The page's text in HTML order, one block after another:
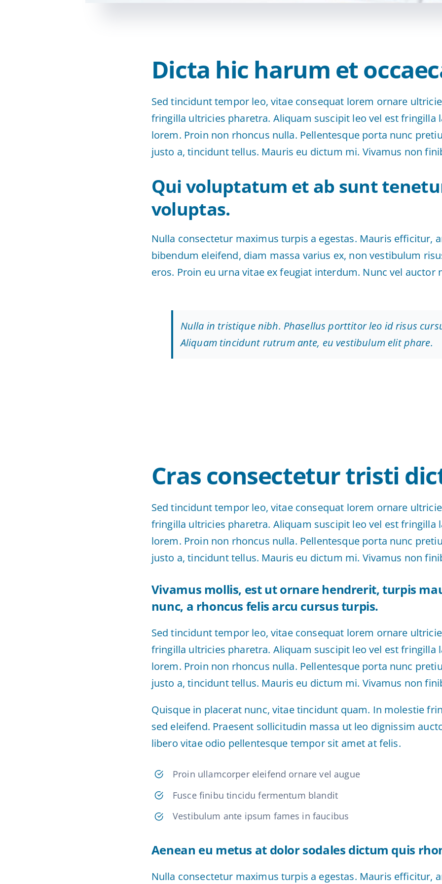
Dicta hic harum et
Sed tincidunt tempor leo, vitae consequat lorem ornare
fringilla ultricies pharetra. Aliquam suscipit leo vel est fringilla
lorem. Proin non rhoncus nulla. Pellentesque porta nunc
justo a, tincidunt tellus. Mauris eu dictum mi. Vivamus non
Qui voluptatum et ab sunt
voluptas.
Nulla consectetur maximus turpis a egestas. Mauris efficitur,
bibendum eleifend, diam massa varius ex, non vestibulum
eros. Proin eu urna vitae ex feugiat interdum. Nunc vel auctor
Nulla in tristique nibh. Phasellus porttitor leo id risus
Aliquam tincidunt rutrum ante, eu vestibulum elit phare.
Cras consectetur tristi
Sed tincidunt tempor leo, vitae consequat lorem ornare
fringilla ultricies pharetra. Aliquam suscipit leo vel est fringilla
lorem. Proin non rhoncus nulla. Pellentesque porta nunc
justo a, tincidunt tellus. Mauris eu dictum mi. Vivamus non
Vivamus mollis, est ut ornare hendrerit, turpis
nunc, a rhoncus felis arcu cursus turpis.
Sed tincidunt tempor leo, vitae consequat lorem ornare
fringilla ultricies pharetra. Aliquam suscipit leo vel est fringilla
lorem. Proin non rhoncus nulla. Pellentesque porta nunc
justo a, tincidunt tellus. Mauris eu dictum mi. Vivamus non
Quisque in placerat nunc, vitae tincidunt quam. In molestie
sed eleifend. Praesent sollicitudin massa ut leo dignissim
libero vitae odio pellentesque tempor sit amet at felis.
Proin ullamcorper eleifend ornare vel augue
Fusce finibu tincidu fermentum blandit
Vestibulum ante ipsum fames in faucibus
Aenean eu metus at dolor sodales dictum quis
Nulla consectetur maximus turpis a egestas. Mauris efficitur,